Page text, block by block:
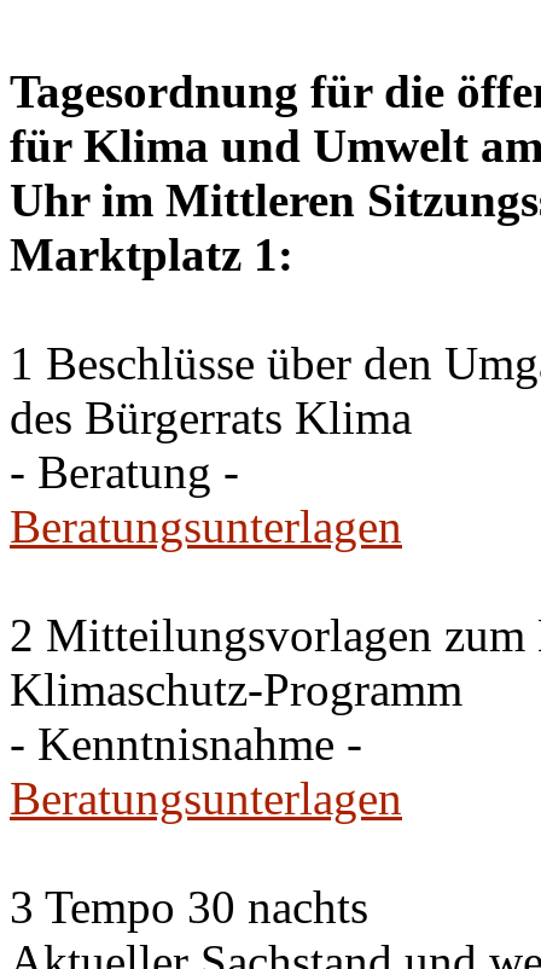
Tagesordnung für die
für Klima und Umwelt
Uhr im Mittleren
Marktplatz 1:
1 Beschlüsse über den
des Bürgerrats Klima
- Beratung -
Beratungsunterlagen
2 Mitteilungsvorlagen zum
Klimaschutz-Programm
- Kenntnisnahme -
Beratungsunterlagen
3 Tempo 30 nachts